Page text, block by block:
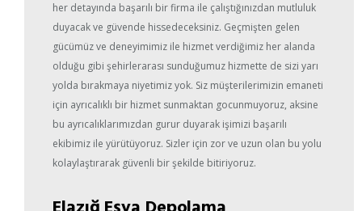
her detayında başarılı bir firma ile çalıştığınızdan mutluluk
duyacak ve güvende hissedeceksiniz. Geçmişten gelen
gücümüz ve deneyimimiz ile hizmet verdiğimiz her alanda
olduğu gibi şehirlerarası sunduğumuz hizmette de sizi yarı
yolda bırakmaya niyetimiz yok. Siz müşterilerimizin emaneti
için ayrıcalıklı bir hizmet sunmaktan gocunmuyoruz, aksine
bu ayrıcalıklarımızdan gurur duyarak işimizi başarılı
ekibimiz ile yürütüyoruz. Sizler için zor ve uzun olan bu yolu
kolaylaştırarak güvenli bir şekilde bitiriyoruz.